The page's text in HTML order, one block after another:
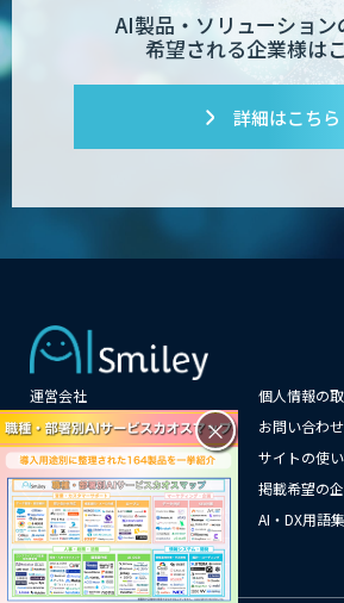
AI製品・ソリューション
希望される企業様は
詳細はこちら
運営会社
個人情報の
よくある質問
お問い合わせ
メールマガジン登録
サイトの使
情報提供はこちらから
掲載希望の
AI企業一覧
AI・DX用語集
サイトマップ
×